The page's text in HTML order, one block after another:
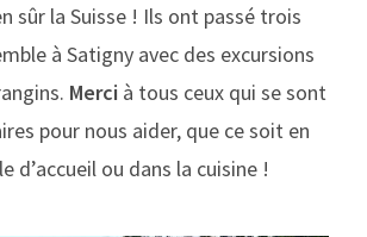
sûr la Suisse ! Ils ont passé trois
à Satigny avec des excursions
Merci à tous ceux qui se sont
pour nous aider, que ce soit en
d’accueil ou dans la cuisine !